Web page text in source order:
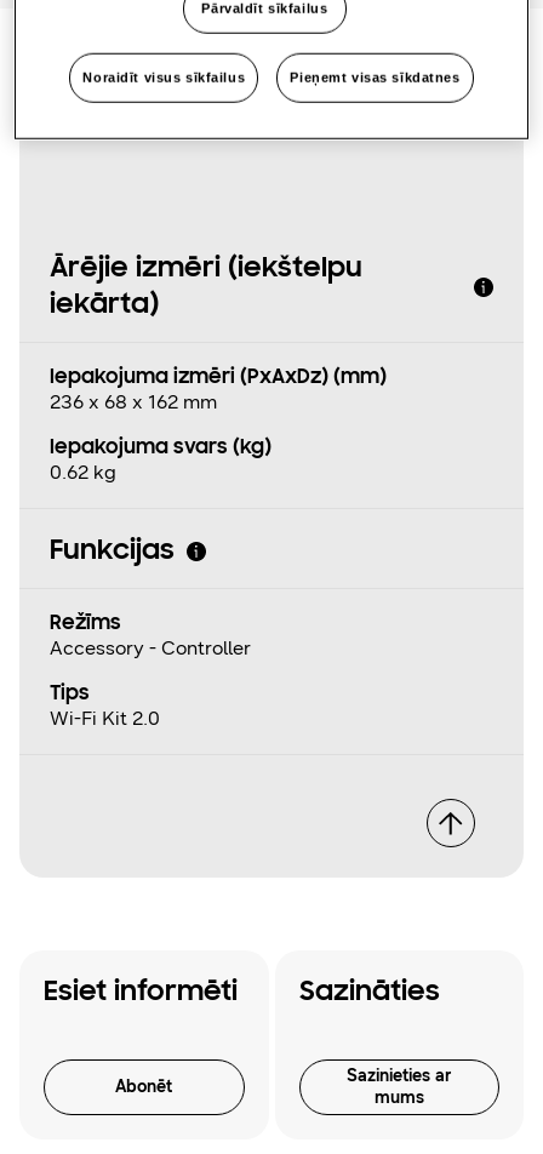
Produkta tehniskie dati
Ārējie izmēri (iekštelpu
iekārta)
Iepakojuma izmēri (PxAxDz) (mm)
236 x 68 x 162 mm
Iepakojuma svars (kg)
0.62 kg
Funkcijas
Režīms
Accessory - Controller
Tips
Wi-Fi Kit 2.0
Esiet informēti
Abonēt
Sazināties
Sazinieties ar
mums
Pārvaldīt sīkfailus
Noraidīt visus sīkfailus Pieņemt visas sīkdatnes